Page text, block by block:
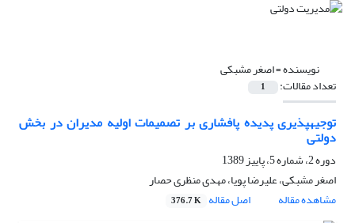
نویسنده =اصغر مشبکی
تعداد مقالات: 1
توجیه‎پذیری پدیده پافشاری بر تصمیمات اولیه مدیران در بخش
دولتی
دوره 2، شماره 5، پاییز 1389
اصغر مشبکی، علیرضا پویا، مهدی منظری حصار
مشاهده مقاله
اصل مقاله 376.7 K